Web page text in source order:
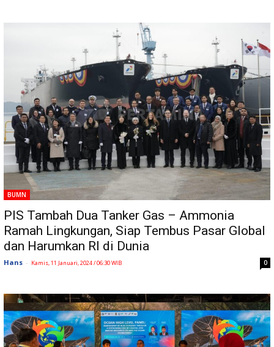
BUMN
PIS Tambah Dua Tanker Gas – Ammonia
Ramah Lingkungan, Siap Tembus Pasar Global
dan Harumkan RI di Dunia
Hans - Kamis, 11 Januari, 2024 / 06:30 WIB 0